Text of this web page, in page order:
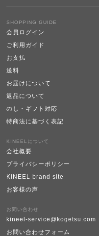
SHOPPING GUIDE
会員ログイン
ご利用ガイド
お支払
送料
お届けについて
返品について
のし・ギフト対応
特商法に基づく表記
KINEELについて
会社概要
プライバシーポリシー
KINEEL brand site
お客様の声
お問い合わせ
kineel-service@kogetsu.com
お問い合わせフォーム